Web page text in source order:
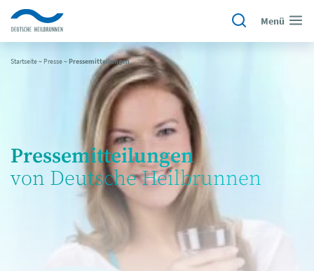
Menü
Startseite~ Presse~Pressemitteilungen
Pressemitteilungen
von Deutsche Heilbrunnen